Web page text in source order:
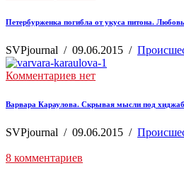
Петербурженка погибла от укуса питона.
SVPjournal / 09.06.2015 /
Комментариев нет
Варвара Караулова. Скрывая мысли под
SVPjournal / 09.06.2015 /
8 комментариев